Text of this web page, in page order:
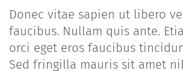
Donec vitae sapien ut libero
faucibus. Nullam quis ante.
orci eget eros faucibus
Sed fringilla mauris sit amet